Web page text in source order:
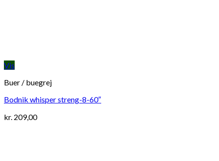
Vis
Buer / buegrej
Bodnik whisper streng-8-60″
kr. 209,00